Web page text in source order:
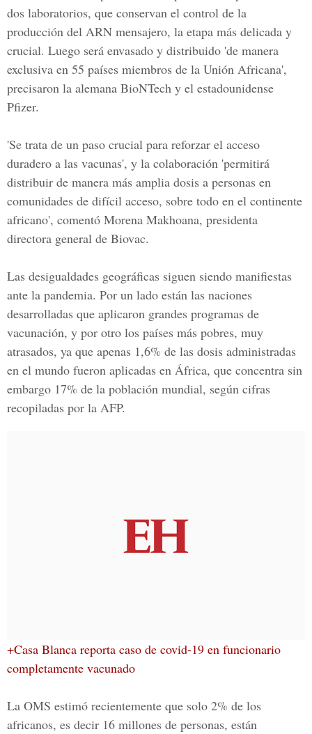
dos laboratorios, que conservan el control de la
producción del ARN mensajero, la etapa más delicada y
crucial. Luego será envasado y distribuido 'de manera
exclusiva en 55 países miembros de la Unión Africana',
precisaron la alemana BioNTech y el estadounidense
Pfizer.
'Se trata de un paso crucial para reforzar el acceso
duradero a las vacunas', y la colaboración 'permitirá
distribuir de manera más amplia dosis a personas en
comunidades de difícil acceso, sobre todo en el continente
africano', comentó Morena Makhoana, presidenta
directora general de Biovac.
Las desigualdades geográficas siguen siendo manifiestas
ante la pandemia. Por un lado están las naciones
desarrolladas que aplicaron grandes programas de
vacunación, y por otro los países más pobres, muy
atrasados, ya que apenas 1,6% de las dosis administradas
en el mundo fueron aplicadas en África, que concentra sin
embargo 17% de la población mundial, según cifras
recopiladas por la AFP.
+Casa Blanca reporta caso de covid-19 en funcionario
completamente vacunado
La OMS estimó recientemente que solo 2% de los
africanos, es decir 16 millones de personas, están